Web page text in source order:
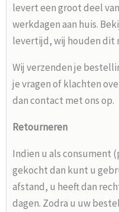
levert een groot deel
werkdagen aan huis.
levertijd, wij houden dit
Wij verzenden je
je vragen of klachten
dan contact met ons op.
Retourneren
Indien u als consument
gekocht dan kunt u
afstand, u heeft dan
dagen. Zodra u uw